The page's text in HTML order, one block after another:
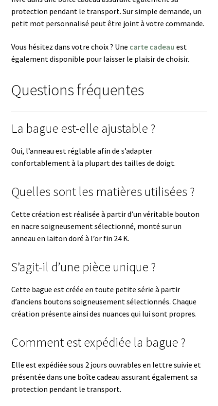
protection pendant le transport. Sur simple demande, un
petit mot personnalisé peut être joint à votre commande.
Vous hésitez dans votre choix ? Une carte cadeau est
également disponible pour laisser le plaisir de choisir.
Questions fréquentes
La bague est-elle ajustable ?
Oui, l’anneau est réglable afin de s’adapter
confortablement à la plupart des tailles de doigt.
Quelles sont les matières utilisées ?
Cette création est réalisée à partir d’un véritable bouton
en nacre soigneusement sélectionné, monté sur un
anneau en laiton doré à l’or fin 24 K.
S’agit-il d’une pièce unique ?
Cette bague est créée en toute petite série à partir
d’anciens boutons soigneusement sélectionnés. Chaque
création présente ainsi des nuances qui lui sont propres.
Comment est expédiée la bague ?
Elle est expédiée sous 2 jours ouvrables en lettre suivie et
présentée dans une boîte cadeau assurant également sa
protection pendant le transport.